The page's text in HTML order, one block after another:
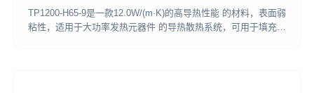
TP1200-H65-9是一款12.0W/(m·K)的高导热性能 的材料，表面弱
粘性，适用于大功率发热元器件 的导热散热系统，可用于填充小